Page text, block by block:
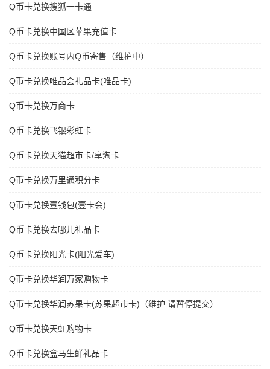
Q币卡兑换搜狐一卡通
Q币卡兑换中国区苹果充值卡
Q币卡兑换账号内Q币寄售（维护中）
Q币卡兑换唯品会礼品卡(唯品卡)
Q币卡兑换万商卡
Q币卡兑换飞银彩虹卡
Q币卡兑换天猫超市卡/享淘卡
Q币卡兑换万里通积分卡
Q币卡兑换壹钱包(壹卡会)
Q币卡兑换去哪儿礼品卡
Q币卡兑换阳光卡(阳光爱车)
Q币卡兑换华润万家购物卡
Q币卡兑换华润苏果卡(苏果超市卡)（维护 请暂停提交）
Q币卡兑换天虹购物卡
Q币卡兑换盒马生鲜礼品卡